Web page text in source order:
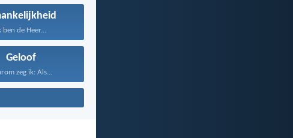
ben de Heer...
Geloof
zeg ik: Als...